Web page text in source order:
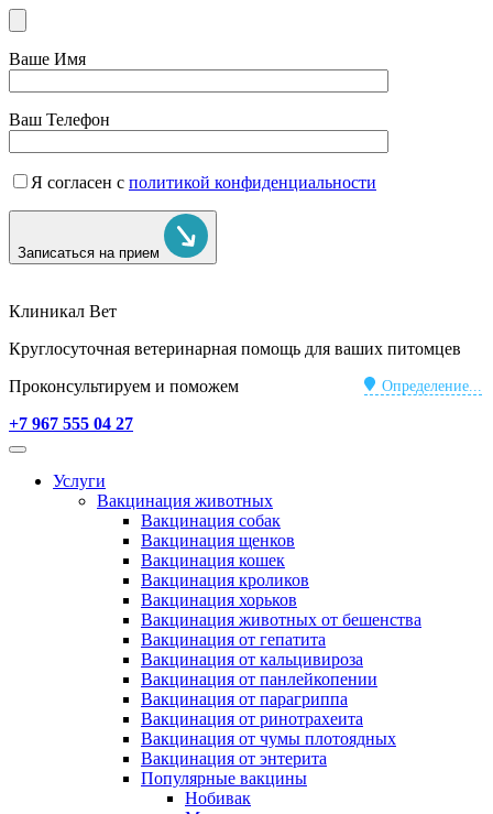
Ваше Имя
Ваш Телефон
Я согласен с политикой конфиденциальности
Записаться на прием
Клиникал Вет
Круглосуточная ветеринарная помощь для ваших питомцев
Определение...
Проконсультируем и поможем
+7 967 555 04 27
Услуги
Вакцинация животных
Вакцинация собак
Вакцинация щенков
Вакцинация кошек
Вакцинация кроликов
Вакцинация хорьков
Вакцинация животных от бешенства
Вакцинация от гепатита
Вакцинация от кальцивироза
Вакцинация от панлейкопении
Вакцинация от парагриппа
Вакцинация от ринотрахеита
Вакцинация от чумы плотоядных
Вакцинация от энтерита
Популярные вакцины
Нобивак